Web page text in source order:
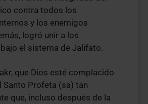
contra todos los
y los enemigos
logró unir a los
el sistema de Jalifato.
que Dios esté complacido
Santo Profeta (sa) tan
que, incluso después de la